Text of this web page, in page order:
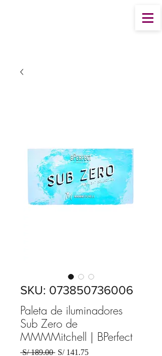
SKU: 073850736006
Paleta de iluminadores
Sub Zero de
MMMMitchell | BPerfect
S/ 189.00 Precio
S/ 141.75Precio